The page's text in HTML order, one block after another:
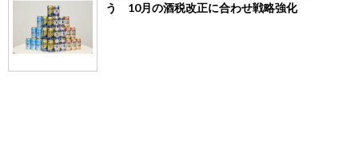
う 10月の酒税改正に合わせ戦略強化